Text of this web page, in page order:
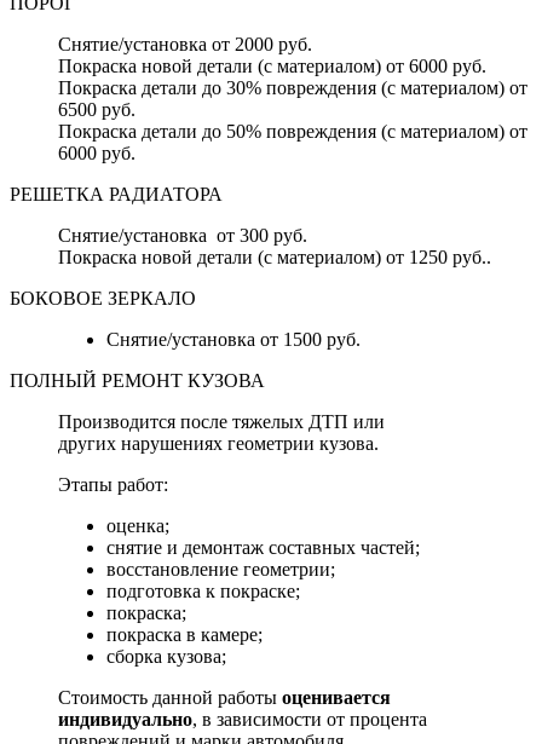
Снятие/установка от 2000 руб.
Покраска новой детали (с материалом) от 6000 руб.
Покраска детали до 30% повреждения (с материалом) от
6500 руб.
Покраска детали до 50% повреждения (с материалом) от
6000 руб.
РЕШЕТКА РАДИАТОРА
Снятие/установка от 300 руб.
Покраска новой детали (с материалом) от 1250 руб..
БОКОВОЕ ЗЕРКАЛО
Снятие/установка от 1500 руб.
ПОЛНЫЙ РЕМОНТ КУЗОВА
Производится после тяжелых ДТП или
других нарушениях геометрии кузова.
Этапы работ:
оценка;
снятие и демонтаж составных частей;
восстановление геометрии;
подготовка к покраске;
покраска;
покраска в камере;
сборка кузова;
Стоимость данной работы оценивается
индивидуально, в зависимости от процента